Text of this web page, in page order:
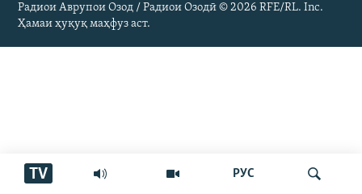
Ҳамаи сомонаҳои RFE/RL
РУС
TV
Радиои Аврупои Озод / Радиои Озодӣ © 2026 RFE/RL. Inc.
Ҳамаи ҳуқуқ маҳфуз аст.